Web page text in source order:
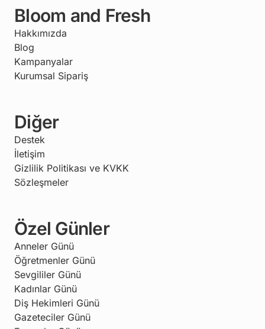
Bloom and Fresh
Hakkımızda
Blog
Kampanyalar
Kurumsal Sipariş
Diğer
Destek
İletişim
Gizlilik Politikası ve KVKK
Sözleşmeler
Özel Günler
Anneler Günü
Öğretmenler Günü
Sevgililer Günü
Kadınlar Günü
Diş Hekimleri Günü
Gazeteciler Günü